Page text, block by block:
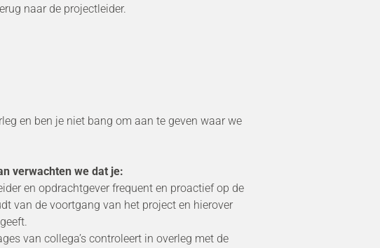
naar de projectleider.
en ben je niet bang om aan te geven waar we
verwachten we dat je:
en opdrachtgever frequent en proactief op de
van de voortgang van het project en hierover
van collega’s controleert in overleg met de